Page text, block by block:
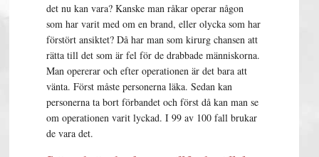
det nu kan vara? Kanske man råkar operar någon
som har varit med om en brand, eller olycka som har
förstört ansiktet? Då har man som kirurg chansen att
rätta till det som är fel för de drabbade människorna.
Man opererar och efter operationen är det bara att
vänta. Först måste personerna läka. Sedan kan
personerna ta bort förbandet och först då kan man se
om operationen varit lyckad. I 99 av 100 fall brukar
de vara det.